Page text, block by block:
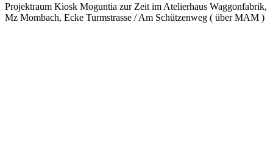
Projektraum Kiosk Moguntia zur Zeit im Atelierhaus Waggonfabrik,
Mz Mombach, Ecke Turmstrasse / Am Schützenweg ( über MAM )